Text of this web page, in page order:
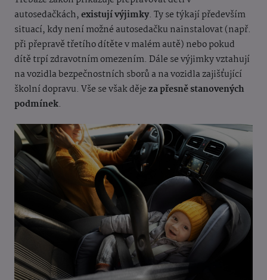
autosedačkách,existují výjimky. Ty se týkají především
situací, kdy není možné autosedačku nainstalovat (např.
při přepravě třetího dítěte v malém autě) nebo pokud
dítě trpí zdravotním omezením. Dále se výjimky vztahují
na vozidla bezpečnostních sborů a na vozidla zajišťující
školní dopravu. Vše se však dějeza přesně stanovených
podmínek.